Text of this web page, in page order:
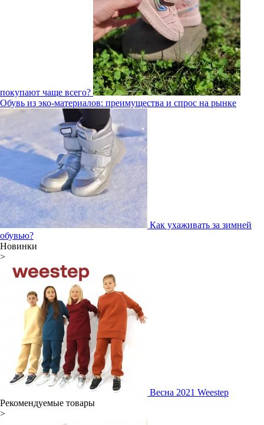
покупают чаще всего?
Обувь из эко-материалов: преимущества и спрос на рынке
Как ухаживать за зимней
обувью?
Новинки
>
Весна 2021 Weestep
Рекомендуемые товары
>